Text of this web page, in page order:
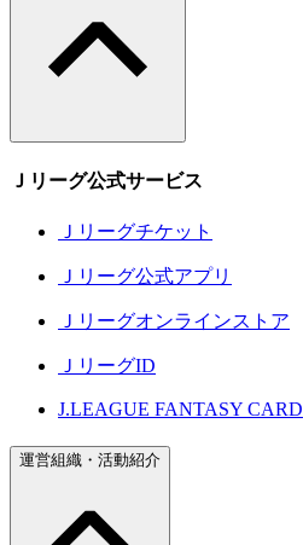
Ｊリーグ公式サービス
Ｊリーグチケット
Ｊリーグ公式アプリ
Ｊリーグオンラインストア
ＪリーグID
J.LEAGUE FANTASY CARD
運営組織・活動紹介